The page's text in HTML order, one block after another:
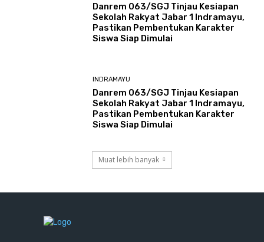
Danrem 063/SGJ Tinjau Kesiapan
Sekolah Rakyat Jabar 1 Indramayu,
Pastikan Pembentukan Karakter
Siswa Siap Dimulai
INDRAMAYU
Danrem 063/SGJ Tinjau Kesiapan
Sekolah Rakyat Jabar 1 Indramayu,
Pastikan Pembentukan Karakter
Siswa Siap Dimulai
Muat lebih banyak